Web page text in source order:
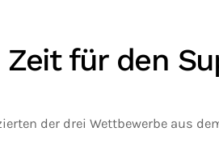
Zeit für den
der drei Wettbewerbe aus